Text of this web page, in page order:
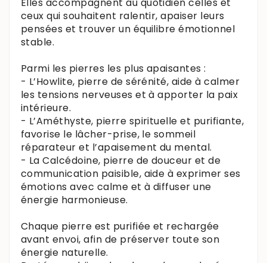
Elles accompagnent au quotidien celles et
ceux qui souhaitent ralentir, apaiser leurs
pensées et trouver un équilibre émotionnel
stable.
Parmi les pierres les plus apaisantes :
- L’Howlite, pierre de sérénité, aide à calmer
les tensions nerveuses et à apporter la paix
intérieure.
- L’Améthyste, pierre spirituelle et purifiante,
favorise le lâcher-prise, le sommeil
réparateur et l’apaisement du mental.
- La Calcédoine, pierre de douceur et de
communication paisible, aide à exprimer ses
émotions avec calme et à diffuser une
énergie harmonieuse.
Chaque pierre est purifiée et rechargée
avant envoi, afin de préserver toute son
énergie naturelle.